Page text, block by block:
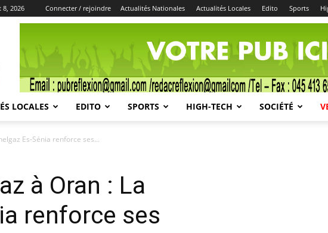
8, 2026 Connecter / rejoindre Actualités Nationales Actualités Locales Edito Sports
LOCALES EDITO SPORTS HIGH-TECH SOCIÉTÉ
Es-Sénia renforce ses...
à Oran : La
renforce ses